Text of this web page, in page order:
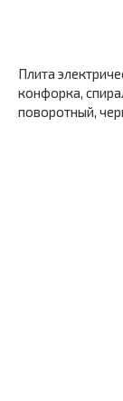
Плита
конфорка,
поворотный,